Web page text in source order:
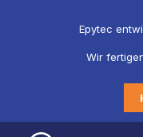
Epytec
Wir